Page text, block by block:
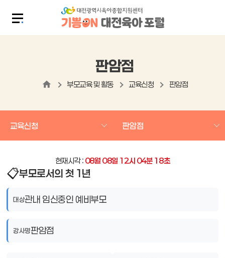
판암점
부모교육 및 활동 교육신청 판암점
교육신청 판암점
현재시각 : 08월 08일 12시 04분 19초
📋부모로서의 첫 1년
대상관내 임신중인 예비부모
강사명판암점